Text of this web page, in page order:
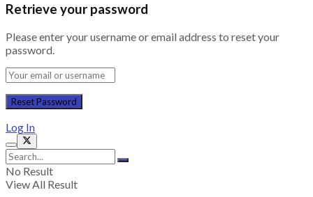
Retrieve your password
Please enter your username or email address to reset your
password.
Log In
No Result
View All Result